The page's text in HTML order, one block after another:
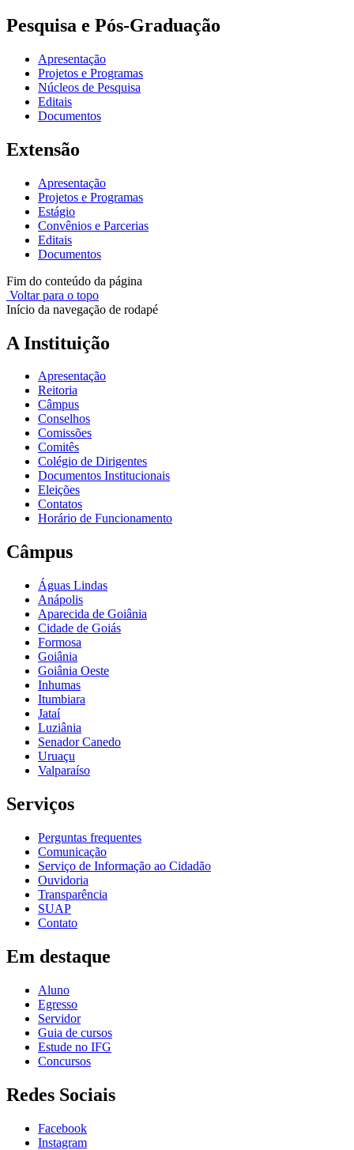
Pesquisa e Pós-Graduação
Apresentação
Projetos e Programas
Núcleos de Pesquisa
Editais
Documentos
Extensão
Apresentação
Projetos e Programas
Estágio
Convênios e Parcerias
Editais
Documentos
Fim do conteúdo da página
Voltar para o topo
Início da navegação de rodapé
A Instituição
Apresentação
Reitoria
Câmpus
Conselhos
Comissões
Comitês
Colégio de Dirigentes
Documentos Institucionais
Eleições
Contatos
Horário de Funcionamento
Câmpus
Águas Lindas
Anápolis
Aparecida de Goiânia
Cidade de Goiás
Formosa
Goiânia
Goiânia Oeste
Inhumas
Itumbiara
Jataí
Luziânia
Senador Canedo
Uruaçu
Valparaíso
Serviços
Perguntas frequentes
Comunicação
Serviço de Informação ao Cidadão
Ouvidoria
Transparência
SUAP
Contato
Em destaque
Aluno
Egresso
Servidor
Guia de cursos
Estude no IFG
Concursos
Redes Sociais
Facebook
Instagram